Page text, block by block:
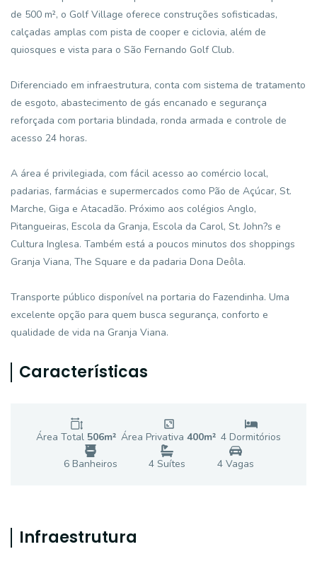
de 500 m², o Golf Village oferece construções sofisticadas,
calçadas amplas com pista de cooper e ciclovia, além de
quiosques e vista para o São Fernando Golf Club.
Diferenciado em infraestrutura, conta com sistema de tratamento
de esgoto, abastecimento de gás encanado e segurança
reforçada com portaria blindada, ronda armada e controle de
acesso 24 horas.
A área é privilegiada, com fácil acesso ao comércio local,
padarias, farmácias e supermercados como Pão de Açúcar, St.
Marche, Giga e Atacadão. Próximo aos colégios Anglo,
Pitangueiras, Escola da Granja, Escola da Carol, St. John?s e
Cultura Inglesa. Também está a poucos minutos dos shoppings
Granja Viana, The Square e da padaria Dona Deôla.
Transporte público disponível na portaria do Fazendinha. Uma
excelente opção para quem busca segurança, conforto e
qualidade de vida na Granja Viana.
Características
Área Total 506m² Área Privativa 400m² 4 Dormitórios
6Banheiros 4 Suítes 4Vagas
Infraestrutura